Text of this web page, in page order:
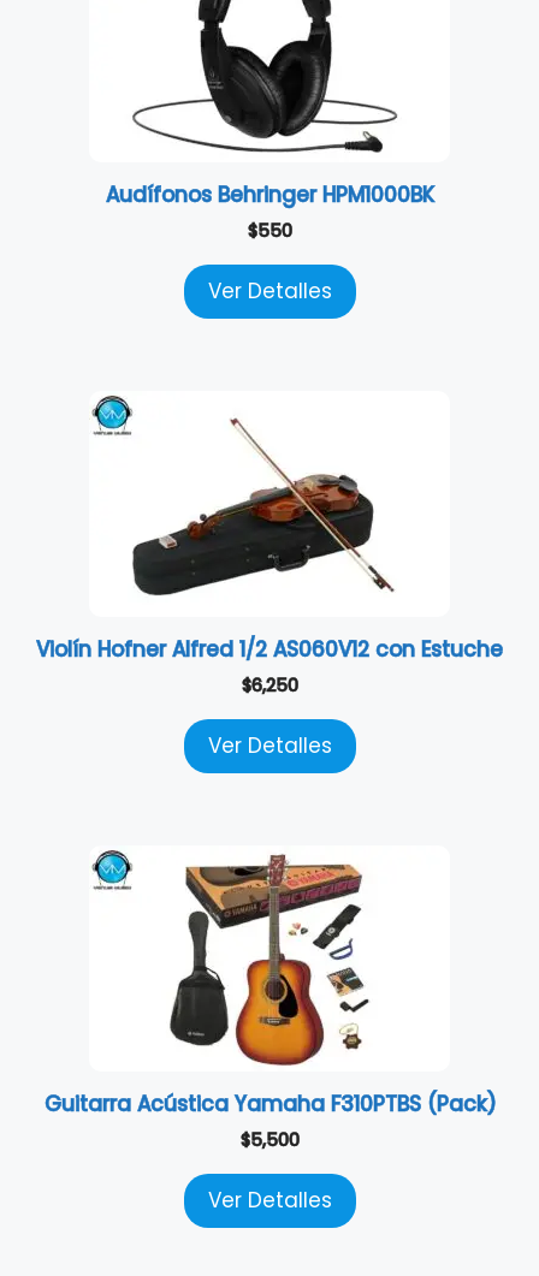
Audífonos Behringer HPM1000BK
$550
Ver Detalles
Violín Hofner Alfred 1/2 AS060V12 con Estuche
$6,250
Ver Detalles
Guitarra Acústica Yamaha F310PTBS (Pack)
$5,500
Ver Detalles